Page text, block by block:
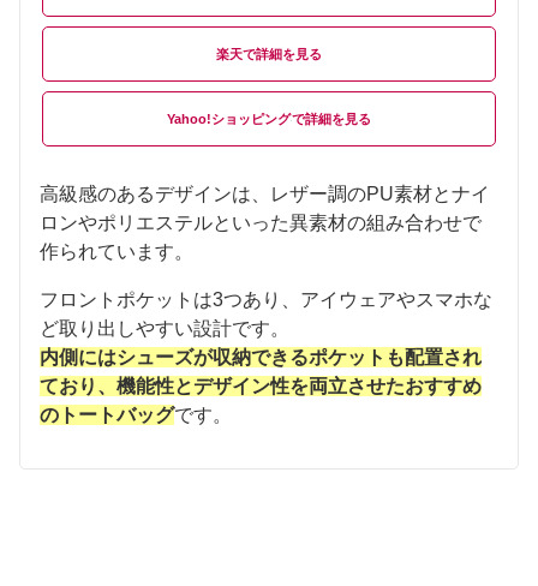
楽天
Yahoo!ショッピング
高級感のあるデザインは、レザー調のPU素材とナイ
ロンやポリエステルといった異素材の組み合わせで
作られています。
フロントポケットは3つあり、アイウェアやスマホな
ど取り出しやすい設計です。
内側にはシューズが収納できるポケットも配置され
ており、機能性とデザイン性を両立させたおすすめ
のトートバッグです。